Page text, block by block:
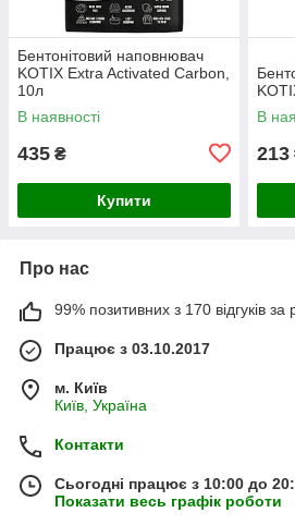
Бентонітовий наповнювач
KOTIX Extra Activated Carbon,
10л
В наявності
435 ₴
Купити
В
213
Про нас
99% позитивних з 170 відгуків за
Працює з 03.10.2017
м. Київ
Київ, Україна
Контакти
Сьогодні працює з 10:00 до
Показати весь графік роботи